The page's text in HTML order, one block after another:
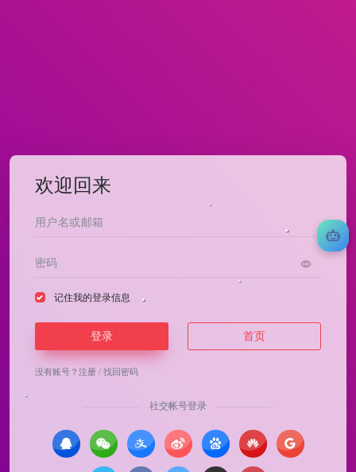
欢迎回来
记住我的登录信息
登录 首页
没有账号？ 注册 / 找回密码
社交帐号登录